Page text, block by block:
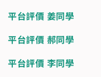
平台評價 姜同學
平台評價 郝同學
平台評價 李同學